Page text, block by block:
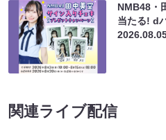
NMB48・
当たる! d
関連ライブ配信